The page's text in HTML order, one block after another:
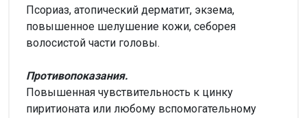
Псориаз, атопический дерматит, экзема,
повышенное шелушение кожи, себорея
волосистой части головы.
Противопоказания.
Повышенная чувствительность к цинку
пиритионата или любому вспомогательному